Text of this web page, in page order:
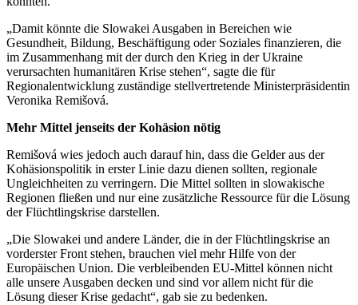
„Damit könnte die Slowakei Ausgaben in Bereichen wie
Gesundheit, Bildung, Beschäftigung oder Soziales finanzieren, die
im Zusammenhang mit der durch den Krieg in der Ukraine
verursachten humanitären Krise stehen“, sagte die für
Regionalentwicklung zuständige stellvertretende Ministerpräsidentin
Veronika Remišová.
Mehr Mittel jenseits der Kohäsion nötig
Remišová wies jedoch auch darauf hin, dass die Gelder aus der
Kohäsionspolitik in erster Linie dazu dienen sollten, regionale
Ungleichheiten zu verringern. Die Mittel sollten in slowakische
Regionen fließen und nur eine zusätzliche Ressource für die Lösung
der Flüchtlingskrise darstellen.
„Die Slowakei und andere Länder, die in der Flüchtlingskrise an
vorderster Front stehen, brauchen viel mehr Hilfe von der
Europäischen Union. Die verbleibenden EU-Mittel können nicht
alle unsere Ausgaben decken und sind vor allem nicht für die
Lösung dieser Krise gedacht“, gab sie zu bedenken.